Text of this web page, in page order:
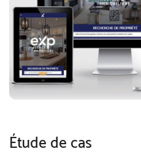
Étude de cas